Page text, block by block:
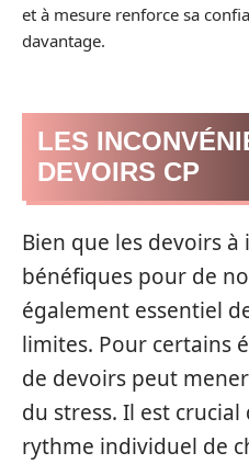
et à mesure renforce sa
davantage.
LES
DEVOIRS CP
Bien que les devoirs
bénéfiques pour de
également essentiel
limites. Pour certains
de devoirs peut
du stress. Il est
rythme individuel de